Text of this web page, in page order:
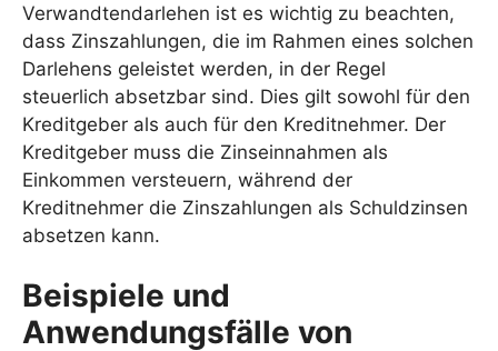
Verwandtendarlehen ist es wichtig zu beachten,
dass Zinszahlungen, die im Rahmen eines solchen
Darlehens geleistet werden, in der Regel
steuerlich absetzbar sind. Dies gilt sowohl für den
Kreditgeber als auch für den Kreditnehmer. Der
Kreditgeber muss die Zinseinnahmen als
Einkommen versteuern, während der
Kreditnehmer die Zinszahlungen als Schuldzinsen
absetzen kann.
Beispiele und
Anwendungsfälle von